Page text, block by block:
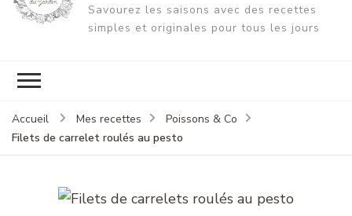
Savourez les saisons avec des recettes
simples et originales pour tous les jours
Accueil Mes recettes
Poissons & Co
Filets de carrelet roulés au pesto